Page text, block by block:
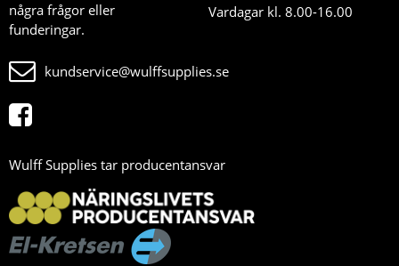
några frågor eller
funderingar.
Vardagar kl. 8.00-16.00
kundservice@wulffsupplies.se
Wulff Supplies tar producentansvar